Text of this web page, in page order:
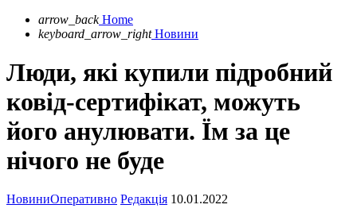
arrow_back Home
keyboard_arrow_right Новини
Люди, які купили підробний
ковід-сертифікат, можуть
його анулювати. Їм за це
нічого не буде
НовиниОперативно Редакція 10.01.2022